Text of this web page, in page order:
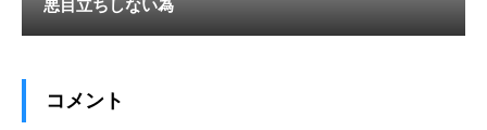
悪目立ちしない為
コメント